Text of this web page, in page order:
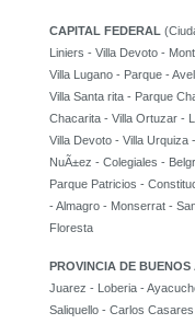
CAPITAL FEDERAL
Liniers - Villa Devoto -
Villa Lugano - Parque -
Villa Santa rita - Parque
Chacarita - Villa Ortuzar -
Villa Devoto - Villa Urquiza
NuÃ±ez - Colegiales -
Parque Patricios -
- Almagro - Monserrat -
Floresta
PROVINCIA DE BUENOS
Juarez - Loberia -
Saliquello - Carlos